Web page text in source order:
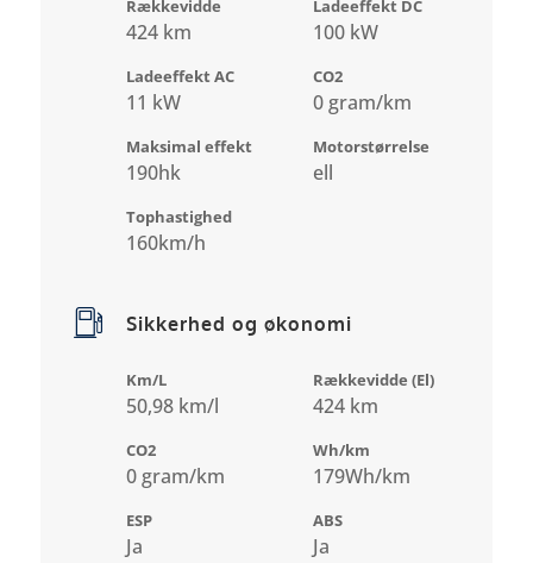
Rækkevidde
424 km
Ladeeffekt DC
100 kW
Ladeeffekt AC
11 kW
CO2
0 gram/km
Maksimal effekt
190hk
Motorstørrelse
ell
Tophastighed
160km/h
Sikkerhed og økonomi
Km/L
50,98 km/l
Rækkevidde (El)
424 km
CO2
0 gram/km
Wh/km
179Wh/km
ESP
Ja
ABS
Ja